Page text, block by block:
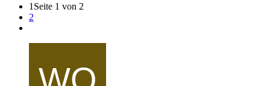
1 Seite 1 von 2
2